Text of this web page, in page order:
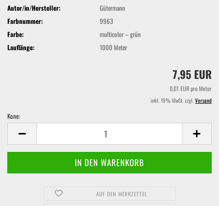
Autor/in/Hersteller:
Gütermann
Farbnummer:
9963
Farbe:
multicolor – grün
Lauflänge:
1000 Meter
7,95 EUR
0,01 EUR pro Meter
inkl. 19% MwSt. zzgl.Versand
Kone:
AUF DEN MERKZETTEL